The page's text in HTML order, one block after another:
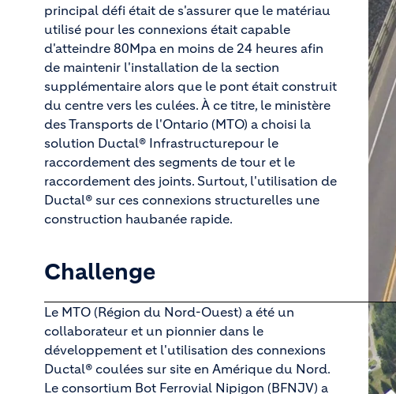
principal défi était de s'assurer que le matériau
utilisé pour les connexions était capable
d'atteindre 80Mpa en moins de 24 heures afin
de maintenir l'installation de la section
supplémentaire alors que le pont était construit
du centre vers les culées. À ce titre, le ministère
des Transports de l'Ontario (MTO) a choisi la
solution Ductal® Infrastructurepour le
raccordement des segments de tour et le
raccordement des joints. Surtout, l'utilisation de
Ductal® sur ces connexions structurelles une
construction haubanée rapide.
Challenge
Le MTO (Région du Nord-Ouest) a été un
collaborateur et un pionnier dans le
développement et l'utilisation des connexions
Ductal® coulées sur site en Amérique du Nord.
Le consortium Bot Ferrovial Nipigon (BFNJV) a